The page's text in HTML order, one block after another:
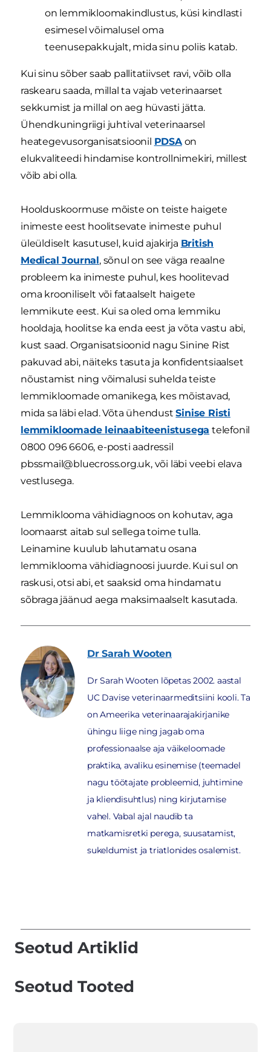
on lemmikloomakindlustus, küsi kindlasti
esimesel võimalusel oma
teenusepakkujalt, mida sinu poliis katab.
Kui sinu sõber saab pallitatiivset ravi, võib olla
raskearu saada, millal ta vajab veterinaarset
sekkumist ja millal on aeg hüvasti jätta.
Ühendkuningriigi juhtival veterinaarsel
heategevusorganisatsioonil PDSAon
elukvaliteedi hindamise kontrollnimekiri, millest
võib abi olla.
Hoolduskoormuse mõiste on teiste haigete
inimeste eest hoolitsevate inimeste puhul
üleüldiselt kasutusel, kuid ajakirja British
Medical Journal, sõnul on see väga reaalne
probleem ka inimeste puhul, kes hoolitevad
oma krooniliselt või fataalselt haigete
lemmikute eest. Kui sa oled oma lemmiku
hooldaja, hoolitse ka enda eest ja võta vastu abi,
kust saad. Organisatsioonid nagu Sinine Rist
pakuvad abi, näiteks tasuta ja konfidentsiaalset
nõustamist ning võimalusi suhelda teiste
lemmikloomade omanikega, kes mõistavad,
mida sa läbi elad. Võta ühendustSinise Risti
lemmikloomade leinaabiteenistusega telefonil
0800 096 6606, e-posti aadressil
pbssmail@bluecross.org.uk, või läbi veebi elava
vestlusega.
Lemmiklooma vähidiagnoos on kohutav, aga
loomaarst aitab sul sellega toime tulla.
Leinamine kuulub lahutamatu osana
lemmiklooma vähidiagnoosi juurde. Kui sul on
raskusi, otsi abi, et saaksid oma hindamatu
sõbraga jäänud aega maksimaalselt kasutada.
Dr Sarah Wooten
Dr Sarah Wooten lõpetas 2002. aastal
UC Davise veterinaarmeditsiini kooli. Ta
on Ameerika veterinaarajakirjanike
ühingu liige ning jagab oma
professionaalse aja väikeloomade
praktika, avaliku esinemise (teemadel
nagu töötajate probleemid, juhtimine
ja kliendisuhtlus) ning kirjutamise
vahel. Vabal ajal naudib ta
matkamisretki perega, suusatamist,
sukeldumist ja triatlonides osalemist.
Seotud Artiklid
Seotud Tooted